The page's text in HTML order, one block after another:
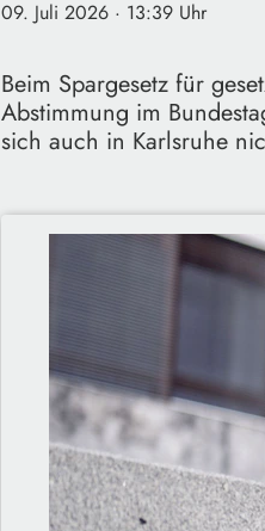
09. Juli 2026 · 13:39 Uhr
Beim Spargesetz für
Abstimmung im
sich auch in Karlsruhe